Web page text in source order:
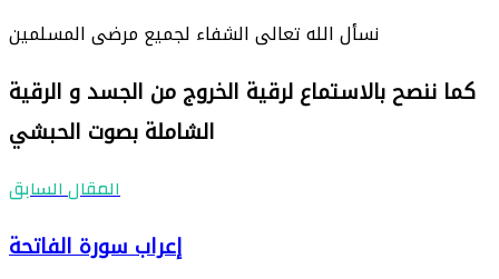
نسأل الله تعالى الشفاء لجميع مرضى المسلمين
كما ننصح بالاستماع لرقية الخروج من الجسد و الرقية
الشاملة بصوت الحبشي
المقال السابق
إعراب سورة الفاتحة